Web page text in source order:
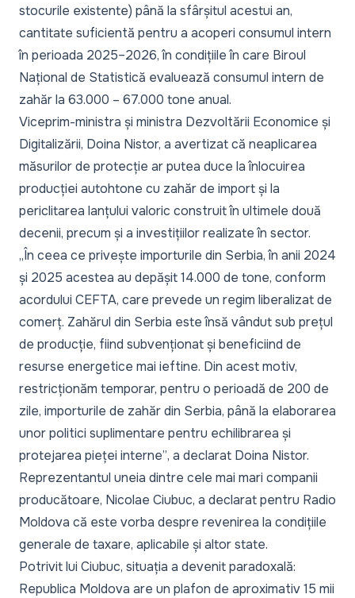
stocurile existente) până la sfârșitul acestui an,
cantitate suficientă pentru a acoperi consumul intern
în perioada 2025–2026, în condițiile în care Biroul
Național de Statistică evaluează consumul intern de
zahăr la 63.000 – 67.000 tone anual.
Viceprim-ministra și ministra Dezvoltării Economice și
Digitalizării, Doina Nistor, a avertizat că neaplicarea
măsurilor de protecție ar putea duce la înlocuirea
producției autohtone cu zahăr de import și la
periclitarea lanțului valoric construit în ultimele două
decenii, precum și a investițiilor realizate în sector.
„În ceea ce privește importurile din Serbia, în anii 2024
și 2025 acestea au depășit 14.000 de tone, conform
acordului CEFTA, care prevede un regim liberalizat de
comerț. Zahărul din Serbia este însă vândut sub prețul
de producție, fiind subvenționat și beneficiind de
resurse energetice mai ieftine. Din acest motiv,
restricționăm temporar, pentru o perioadă de 200 de
zile, importurile de zahăr din Serbia, până la elaborarea
unor politici suplimentare pentru echilibrarea și
protejarea pieței interne”, a declarat Doina Nistor.
Reprezentantul uneia dintre cele mai mari companii
producătoare, Nicolae Ciubuc, a declarat pentru Radio
Moldova că este vorba despre revenirea la condițiile
generale de taxare, aplicabile și altor state.
Potrivit lui Ciubuc, situația a devenit paradoxală:
Republica Moldova are un plafon de aproximativ 15 mii